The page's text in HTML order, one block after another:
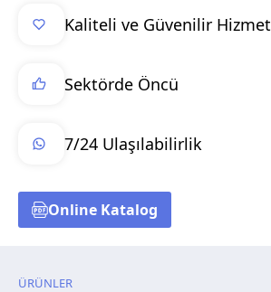
Kaliteli ve Güvenilir Hizmet
Sektörde Öncü
7/24 Ulaşılabilirlik
Online Katalog
ÜRÜNLER